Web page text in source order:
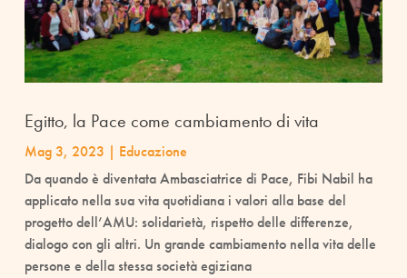
Egitto, la Pace come cambiamento di vita
Mag 3, 2023 | Educazione
Da quando è diventata Ambasciatrice di Pace, Fibi Nabil ha
applicato nella sua vita quotidiana i valori alla base del
progetto dell’AMU: solidarietà, rispetto delle differenze,
dialogo con gli altri. Un grande cambiamento nella vita delle
persone e della stessa società egiziana